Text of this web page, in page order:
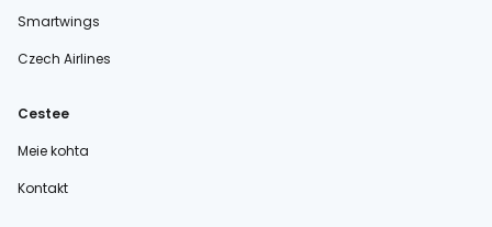
Smartwings
Czech Airlines
Cestee
Meie kohta
Kontakt